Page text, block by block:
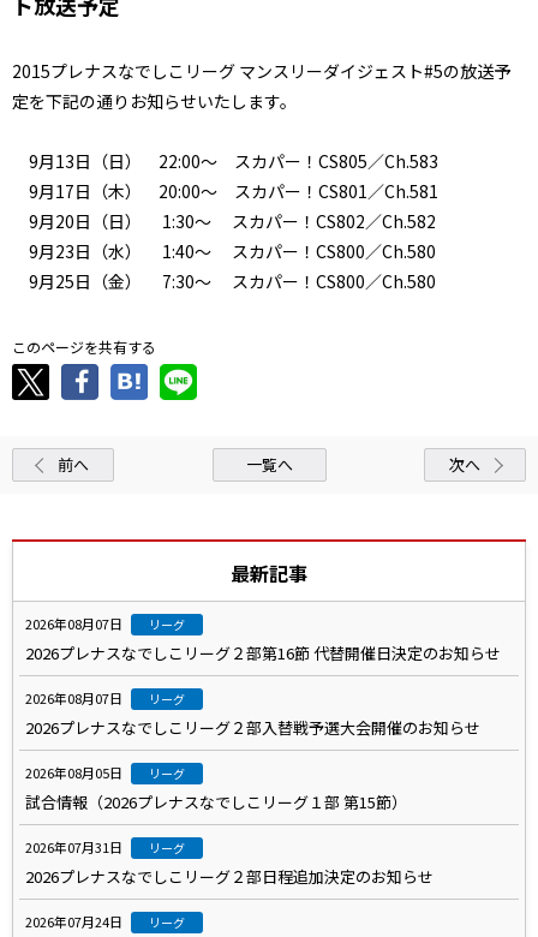
2015プレナスなでしこリーグ マンスリーダイジェスト#5の放送予
定を下記の通りお知らせいたします。
9月13日（日） 22:00～ スカパー！CS805／Ch.583
9月17日（木） 20:00～ スカパー！CS801／Ch.581
9月20日（日） 1:30～ スカパー！CS802／Ch.582
9月23日（水） 1:40～ スカパー！CS800／Ch.580
9月25日（金） 7:30～ スカパー！CS800／Ch.580
このページを共有する
前へ 一覧へ 次へ
最新記事
2026年08月07日 リーグ
2026プレナスなでしこリーグ２部第16節 代替開催日決定のお知らせ
2026年08月07日 リーグ
2026プレナスなでしこリーグ２部入替戦予選大会開催のお知らせ
2026年08月05日 リーグ
試合情報（2026プレナスなでしこリーグ１部 第15節）
2026年07月31日 リーグ
2026プレナスなでしこリーグ２部日程追加決定のお知らせ
2026年07月24日 リーグ